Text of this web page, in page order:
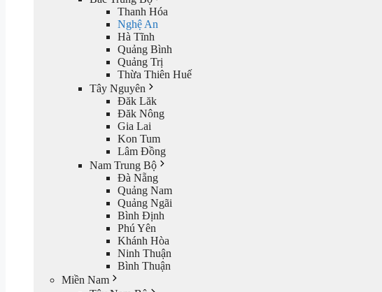
Thanh Hóa
Nghệ An
Hà Tĩnh
Quảng Bình
Quảng Trị
Thừa Thiên Huế
Tây Nguyên
Đăk Lăk
Đăk Nông
Gia Lai
Kon Tum
Lâm Đồng
Nam Trung Bộ
Đà Nẵng
Quảng Nam
Quảng Ngãi
Bình Định
Phú Yên
Khánh Hòa
Ninh Thuận
Bình Thuận
Miền Nam